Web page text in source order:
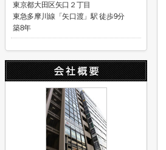
東京都大田区矢口２丁目
東急多摩川線「矢口渡」駅 徒歩9分
築8年